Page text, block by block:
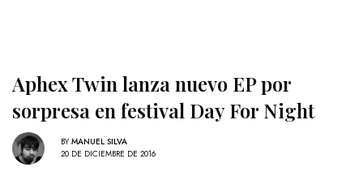
Aphex Twin lanza nuevo EP por
sorpresa en festival Day For Night
BY MANUEL SILVA
20 DE DICIEMBRE DE 2016